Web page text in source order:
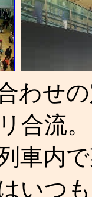
わせ
合流
車内
いつ